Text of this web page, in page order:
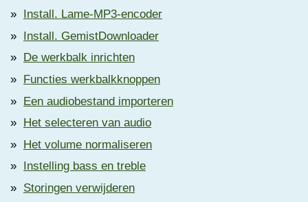
Install. Lame-MP3-encoder
Install. GemistDownloader
De werkbalk inrichten
Functies werkbalkknoppen
Een audiobestand importeren
Het selecteren van audio
Het volume normaliseren
Instelling bass en treble
Storingen verwijderen